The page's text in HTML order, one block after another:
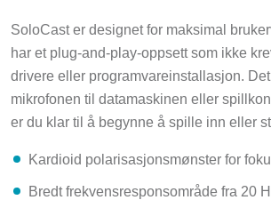
SoloCast er designet for maksimal
har et plug-and-play-oppsett som ikke
drivere eller programvareinstallasjon.
mikrofonen til datamaskinen eller
er du klar til å begynne å spille inn eller
Kardioid polarisasjonsmønster for
Bredt frekvensresponsområde fra 20